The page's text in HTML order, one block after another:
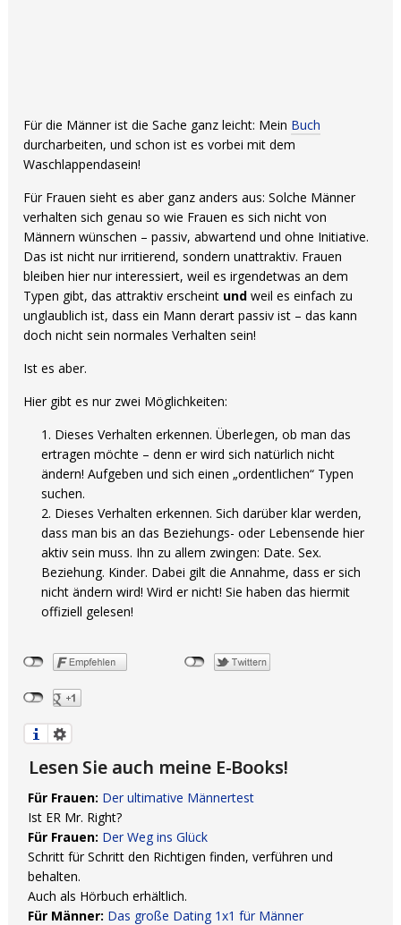
Für die Männer ist die Sache ganz leicht: Mein Buch
durcharbeiten, und schon ist es vorbei mit dem
Waschlappendasein!
Für Frauen sieht es aber ganz anders aus: Solche Männer
verhalten sich genau so wie Frauen es sich nicht von
Männern wünschen – passiv, abwartend und ohne Initiative.
Das ist nicht nur irritierend, sondern unattraktiv. Frauen
bleiben hier nur interessiert, weil es irgendetwas an dem
Typen gibt, das attraktiv erscheint und weil es einfach zu
unglaublich ist, dass ein Mann derart passiv ist – das kann
doch nicht sein normales Verhalten sein!
Ist es aber.
Hier gibt es nur zwei Möglichkeiten:
Dieses Verhalten erkennen. Überlegen, ob man das
ertragen möchte – denn er wird sich natürlich nicht
ändern! Aufgeben und sich einen „ordentlichen“ Typen
suchen.
Dieses Verhalten erkennen. Sich darüber klar werden,
dass man bis an das Beziehungs- oder Lebensende hier
aktiv sein muss. Ihn zu allem zwingen: Date. Sex.
Beziehung. Kinder. Dabei gilt die Annahme, dass er sich
nicht ändern wird! Wird er nicht! Sie haben das hiermit
offiziell gelesen!
Lesen Sie auch meine E-Books!
Für Frauen: Der ultimative Männertest
Ist ER Mr. Right?
Für Frauen: Der Weg ins Glück
Schritt für Schritt den Richtigen finden, verführen und
behalten.
Auch als Hörbuch erhältlich.
Für Männer: Das große Dating 1x1 für Männer